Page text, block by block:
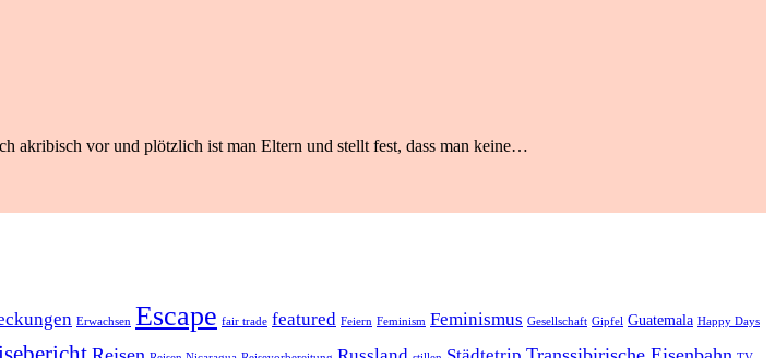
akribisch vor und plötzlich ist man Eltern und stellt fest, dass man keine…
Erwachsen Escape fair trade featured Feiern Feminism Feminismus Gesellschaft Gipfel Guatemala Happy Days